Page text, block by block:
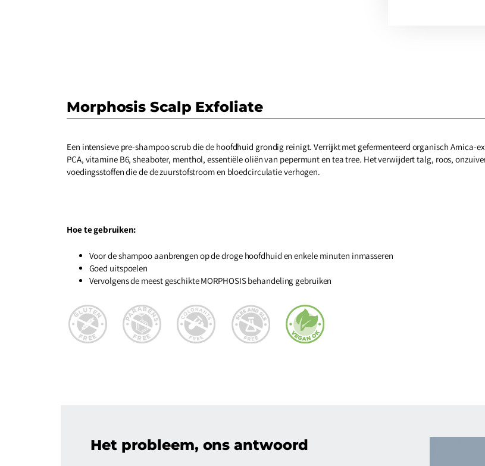
Morphosis Scalp Exfoliate
Een intensieve pre-shampoo scrub die de hoofdhuid grondig reinigt. Verrijkt met gefermenteerd organisch
PCA, vitamine B6, sheaboter, menthol, essentiële oliën van pepermunt en tea tree. Het verwijdert talg, roos,
voedingsstoffen die de de zuurstofstroom en bloedcirculatie verhogen.
Hoe te gebruiken:
Voor de shampoo aanbrengen op de droge hoofdhuid en enkele minuten inmasseren
Goed uitspoelen
Vervolgens de meest geschikte MORPHOSIS behandeling gebruiken
Het probleem, ons antwoord